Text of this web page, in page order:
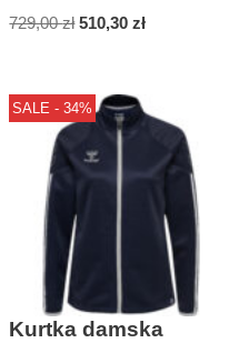
729,00zł 510,30zł
SALE - 34%
Kurtka damska